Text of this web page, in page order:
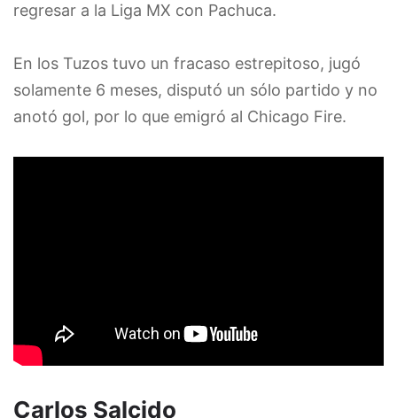
regresar a la Liga MX con Pachuca.
En los Tuzos tuvo un fracaso estrepitoso, jugó
solamente 6 meses, disputó un sólo partido y no
anotó gol, por lo que emigró al Chicago Fire.
Carlos Salcido